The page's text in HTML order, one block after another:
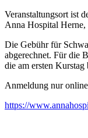
Veranstaltungsort ist
Anna Hospital Herne,
Die Gebühr für
abgerechnet. Für die
die am ersten Kurstag
Anmeldung nur
https://